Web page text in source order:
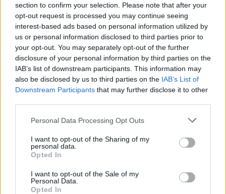
section to confirm your selection. Please note that after your
opt-out request is processed you may continue seeing
interest-based ads based on personal information utilized by
us or personal information disclosed to third parties prior to
your opt-out. You may separately opt-out of the further
disclosure of your personal information by third parties on the
IAB’s list of downstream participants. This information may
also be disclosed by us to third parties on the IAB’s List of
Downstream Participants that may further disclose it to other
Personal Data Processing Opt Outs
I want to opt-out of the Sharing of my
personal data.
Opted In
I want to opt-out of the Sale of my
Personal Data.
Opted In
Helyi
Amire többmillióan vártunk: szombattól
másodfokúra csökken a riasztás
Pest megye
Fából épül Budakeszi új óvodája
HIRDETÉS
HIRDETÉS